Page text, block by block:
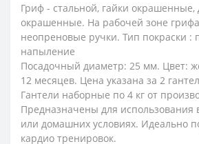
Гриф - стальной, гайки окрашенные,
окрашенные. На рабочей зоне
неопреновые ручки. Тип покраски :
напыление
Посадочный диаметр: 25 мм. Цвет:
12 месяцев. Цена указана за 2
Гантели наборные по 4 кг от
Предназначены для использования
или домашних условиях. Идеально
кардио тренировок.